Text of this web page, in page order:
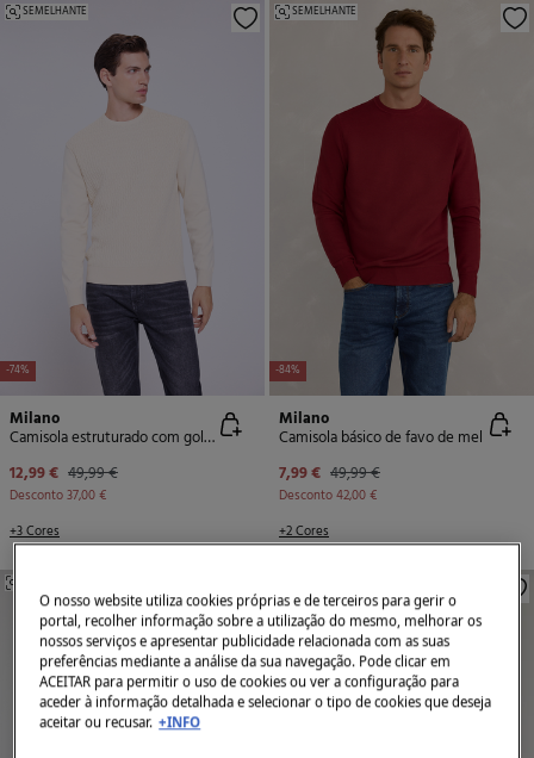
-74%
SEMELHANTE
Milano
Camisola estruturado com gola redonda
12,99 € 49,99 €
Desconto37,00 €
+3 Cores
-84%
SEMELHANTE
Milano
Camisola básico de favo de mel
7,99 € 49,99 €
Desconto42,00 €
+2 Cores
O nosso website utiliza cookies próprias e de terceiros para gerir o
portal, recolher informação sobre a utilização do mesmo, melhorar os
nossos serviços e apresentar publicidade relacionada com as suas
preferências mediante a análise da sua navegação. Pode clicar em
ACEITAR para permitir o uso de cookies ou ver a configuração para
aceder à informação detalhada e selecionar o tipo de cookies que deseja
aceitar ou recusar. +INFO